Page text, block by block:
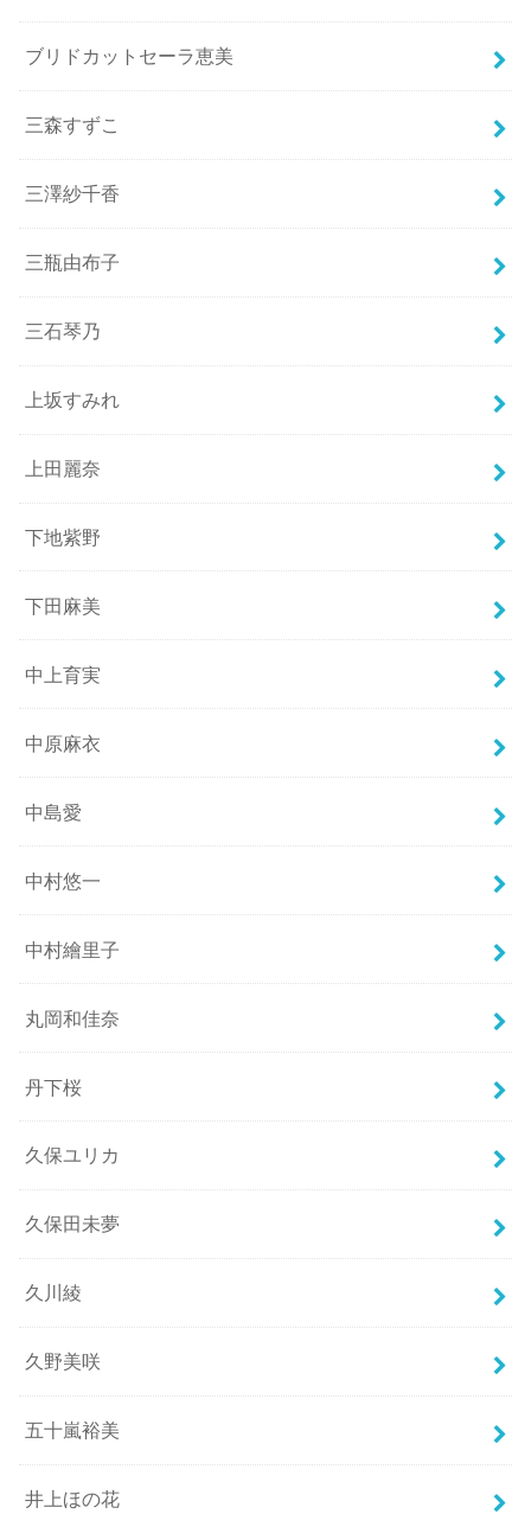
ブリドカットセーラ恵美
三森すずこ
三澤紗千香
三瓶由布子
三石琴乃
上坂すみれ
上田麗奈
下地紫野
下田麻美
中上育実
中原麻衣
中島愛
中村悠一
中村繪里子
丸岡和佳奈
丹下桜
久保ユリカ
久保田未夢
久川綾
久野美咲
五十嵐裕美
井上ほの花